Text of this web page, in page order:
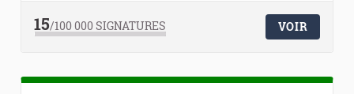
15/100 000SIGNATURES VOIR